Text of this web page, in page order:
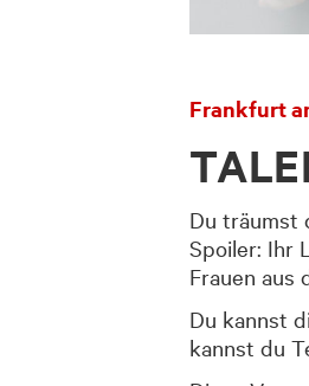
Frankfurt
Du träumst
Spoiler: Ihr
Frauen aus
Du kannst
kannst du